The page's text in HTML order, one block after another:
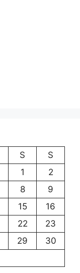
S
S
1
2
8
9
15
16
22
23
29
30